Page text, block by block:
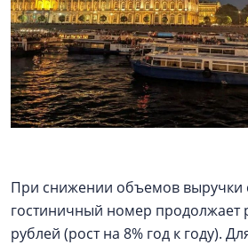
При снижении объемов выручки
гостиничный номер продолжает
рублей (рост на 8% год к году).